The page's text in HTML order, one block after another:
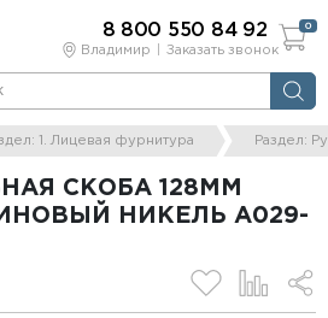
Владимир Заказать звонок
8 800 550 84 92 0
1. Лицевая фурнитура Раздел:
СКОБА 128ММ
НИКЕЛЬ А029-